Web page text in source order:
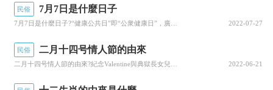
公元前128年，匈奴王朝逐漸由盛轉衰而漢朝經
過了長時間的休養生息，不管是從經濟上還是軍力
民俗 7月7日是什麼日子
7月7日是什麼日子?“健康公共日”即“公衆健康日”，廣州康健人生推出每年7月7日為“公衆健康日”，倡導“全民健康，快樂為本”的理念，并以此為己任，讓全民健康的光榮使命跟責任，現在小編就來說說關于7月7日是什麼日子?下面内容希望能幫助到你，我... 2022-07-27
民俗 二月十四号情人節的由來
2022-06-21